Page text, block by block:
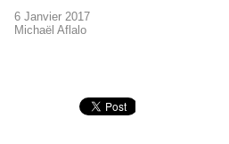
6 Janvier 2017
Michaël Aflalo